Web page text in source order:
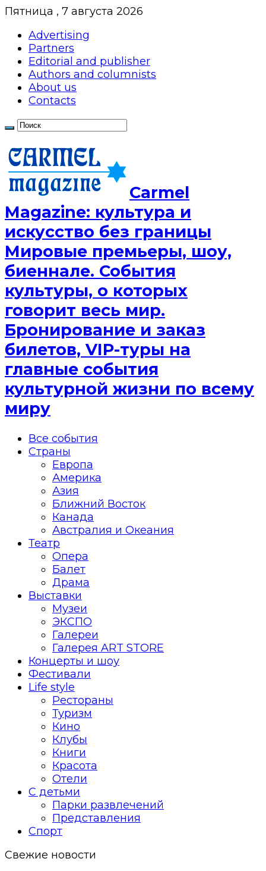
Пятница , 7 августа 2026
Advertising
Partners
Editorial and publisher
Authors and columnists
About us
Contacts
Сarmel
Magazine: культура и
искусство без границы
Мировые премьеры, шоу,
биеннале. События
культуры, о которых
говорит весь мир.
Бронирование и заказ
билетов, VIP-туры на
главные события
культурной жизни по всему
миру
Все события
Страны
Европа
Америка
Азия
Ближний Восток
Канада
Австралия и Океания
Театр
Опера
Балет
Драма
Выставки
Музеи
ЭКСПО
Галереи
Галерея ART STORE
Концерты и шоу
Фестивали
Life style
Рестораны
Туризм
Кино
Клубы
Книги
Красота
Отели
С детьми
Парки развлечений
Представления
Спорт
Свежие новости